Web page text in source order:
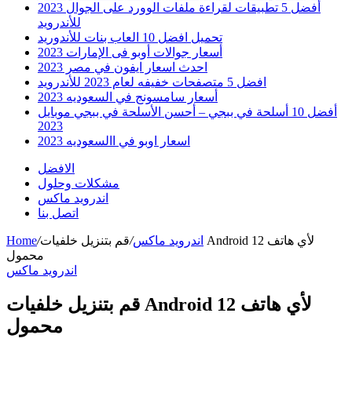
أفضل 5 تطبيقات لقراءة ملفات الوورد على الجوال 2023
للأندرويد
تحميل افضل 10 العاب بنات للأندوريد
أسعار جوالات أوبو فى الإمارات 2023
احدث اسعار ايفون في مصر 2023
افضل 5 متصفحات خفيفه لعام 2023 للأندرويد
أسعار سامسونج في السعوديه 2023
أفضل 10 أسلحة في ببجي – أحسن الأسلحة في ببجي موبايل
2023
اسعار اوبو في االسعوديه 2023
الافضل
مشكلات وحلول
اندرويد ماكس
اتصل بنا
Home/ اندرويد ماكس/قم بتنزيل خلفيات Android 12 لأي هاتف
محمول
اندرويد ماكس
قم بتنزيل خلفيات Android 12 لأي هاتف
محمول